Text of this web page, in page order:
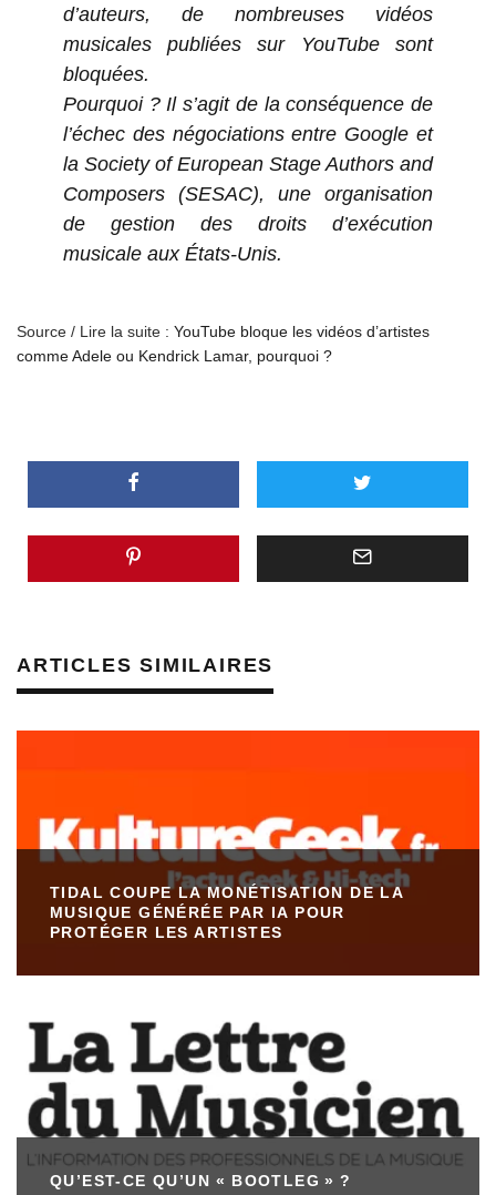
d’auteurs, de nombreuses vidéos
musicales publiées sur YouTube sont
bloquées.
Pourquoi ? Il s’agit de la conséquence de
l’échec des négociations entre Google et
la Society of European Stage Authors and
Composers (SESAC), une organisation
de gestion des droits d’exécution
musicale aux États-Unis.
Source / Lire la suite : YouTube bloque les vidéos d’artistes
comme Adele ou Kendrick Lamar, pourquoi ?
ARTICLES SIMILAIRES
TIDAL COUPE LA MONÉTISATION DE LA
MUSIQUE GÉNÉRÉE PAR IA POUR
PROTÉGER LES ARTISTES
QU’EST-CE QU’UN « BOOTLEG » ?